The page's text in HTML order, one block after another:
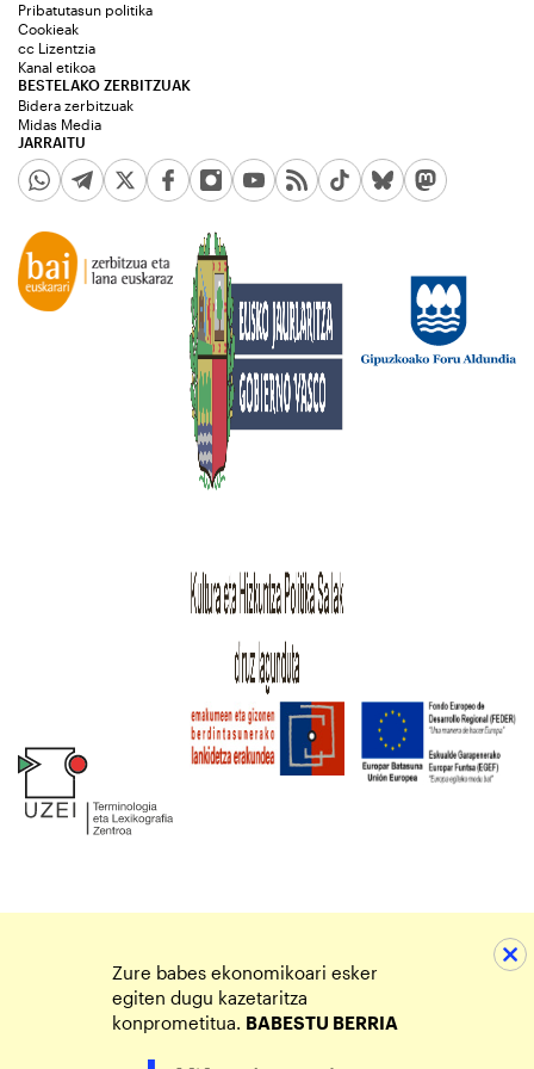
JARRAITU
Pribatutasun politika
Cookieak
cc Lizentzia
Kanal etikoa
BESTELAKO ZERBITZUAK
Bidera zerbitzuak
Midas Media
Zure babes ekonomikoari esker
egiten dugu kazetaritza
konprometitua. BABESTU BERRIA